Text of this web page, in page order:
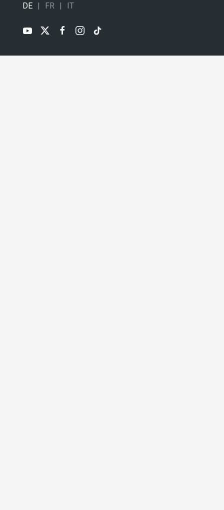
DE FR IT